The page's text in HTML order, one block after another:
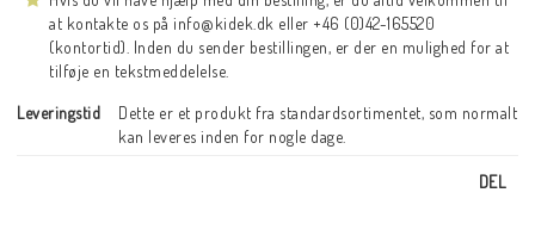
at kontakte os på info@kidek.dk eller +46 (0)42-165520
(kontortid). Inden du sender bestillingen, er der en mulighed for at
tilføje en tekstmeddelelse.
Leveringstid
Dette er et produkt fra standardsortimentet, som normalt
kan leveres inden for nogle dage.
DEL